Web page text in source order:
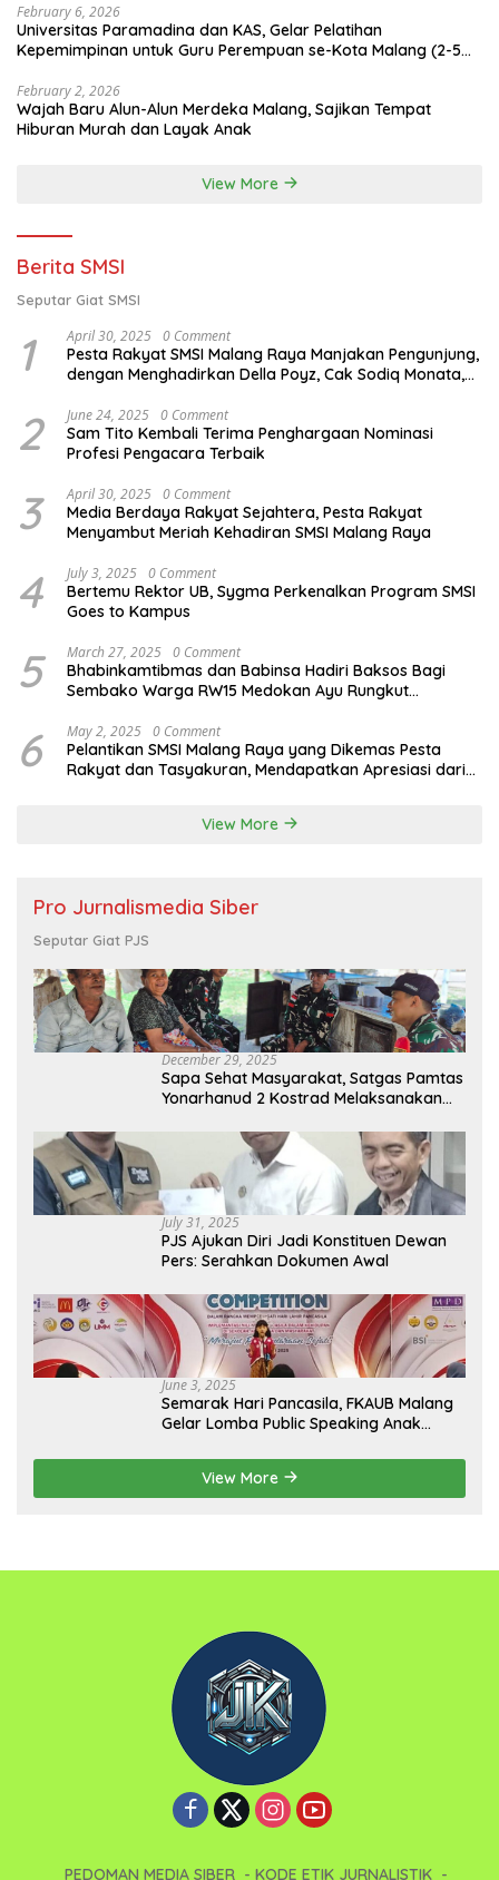
February 6, 2026
Universitas Paramadina dan KAS, Gelar Pelatihan
Kepemimpinan untuk Guru Perempuan se-Kota Malang (2-5
February 2, 2026
Wajah Baru Alun-Alun Merdeka Malang, Sajikan Tempat
Hiburan Murah dan Layak Anak
View More
Berita SMSI
Seputar Giat SMSI
1 April 30, 2025 0 Comment
Pesta Rakyat SMSI Malang Raya Manjakan Pengunjung,
dengan Menghadirkan Della Poyz, Cak Sodiq Monata,
2 June 24, 2025 0 Comment
Sam Tito Kembali Terima Penghargaan Nominasi
Profesi Pengacara Terbaik
3 April 30, 2025 0 Comment
Media Berdaya Rakyat Sejahtera, Pesta Rakyat
Menyambut Meriah Kehadiran SMSI Malang Raya
4 July 3, 2025 0 Comment
Bertemu Rektor UB, Sygma Perkenalkan Program SMSI
Goes to Kampus
5 March 27, 2025 0 Comment
Bhabinkamtibmas dan Babinsa Hadiri Baksos Bagi
Sembako Warga RW15 Medokan Ayu Rungkut
6 May 2, 2025 0 Comment
Pelantikan SMSI Malang Raya yang Dikemas Pesta
Rakyat dan Tasyakuran, Mendapatkan Apresiasi dari
View More
Pro Jurnalismedia Siber
Seputar Giat PJS
December 29, 2025
Sapa Sehat Masyarakat, Satgas Pamtas
Yonarhanud 2 Kostrad Melaksanakan
July 31, 2025
PJS Ajukan Diri Jadi Konstituen Dewan
Pers: Serahkan Dokumen Awal
June 3, 2025
Semarak Hari Pancasila, FKAUB Malang
Gelar Lomba Public Speaking Anak
Pancasila
View More
PEDOMAN MEDIA SIBER KODE ETIK JURNALISTIK